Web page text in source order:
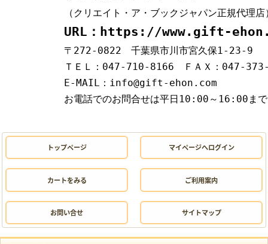
（クリエイト・ア・ブックジャパン正規代理店
URL：https://www.gift-
〒272-0822 千葉県市川市宮久保1-23-9
ＴＥＬ：047-710-8166 ＦＡＸ：047-
E-MAIL：info@gift-ehon.com
お電話でのお問合せは平日10:00～16:00まで
トップページ マイページへログイン
カートをみる ご利用案内
お問い合せ サイトマップ